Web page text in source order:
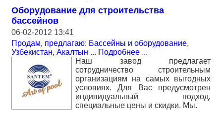
Оборудование для строительства
бассейнов
06-02-2012 13:41
Продам, предлагаю: Бассейны и оборудование,
Узбекистан, Акалтын ... Подробнее ...
Наш завод предлагает
сотрудничество строительным
организациям на самых выгодных
условиях. Для Вас предусмотрен
индивидуальный подход,
специальные цены и скидки. Мы.